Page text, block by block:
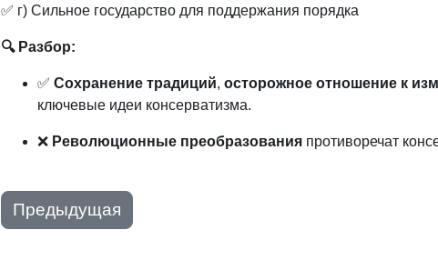
✅ г) Сильное государство для поддержания порядка
🔍 Разбор:
✅ Сохранение традиций, осторожное отношение к
ключевые идеи консерватизма.
❌ Революционные преобразования противоречат
Предыдущая